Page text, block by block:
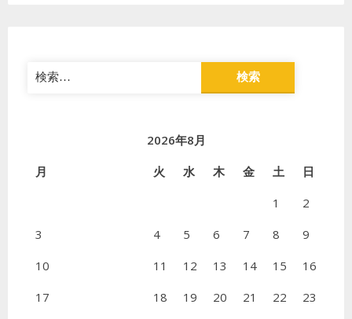
検
索:
2026年8月
月
火 水 木 金 土
日
1
2
3
4 5 6 7 8
9
10
11 12 13 14 15
16
17
18 19 20 21 22
23